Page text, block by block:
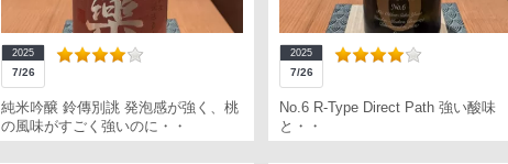
2025
7/26
純米吟醸 鈴傳別誂 発泡感が強く、桃
の風味がすごく強いのに・・
2025
7/26
No.6 R-Type Direct Path 強い酸味
と・・